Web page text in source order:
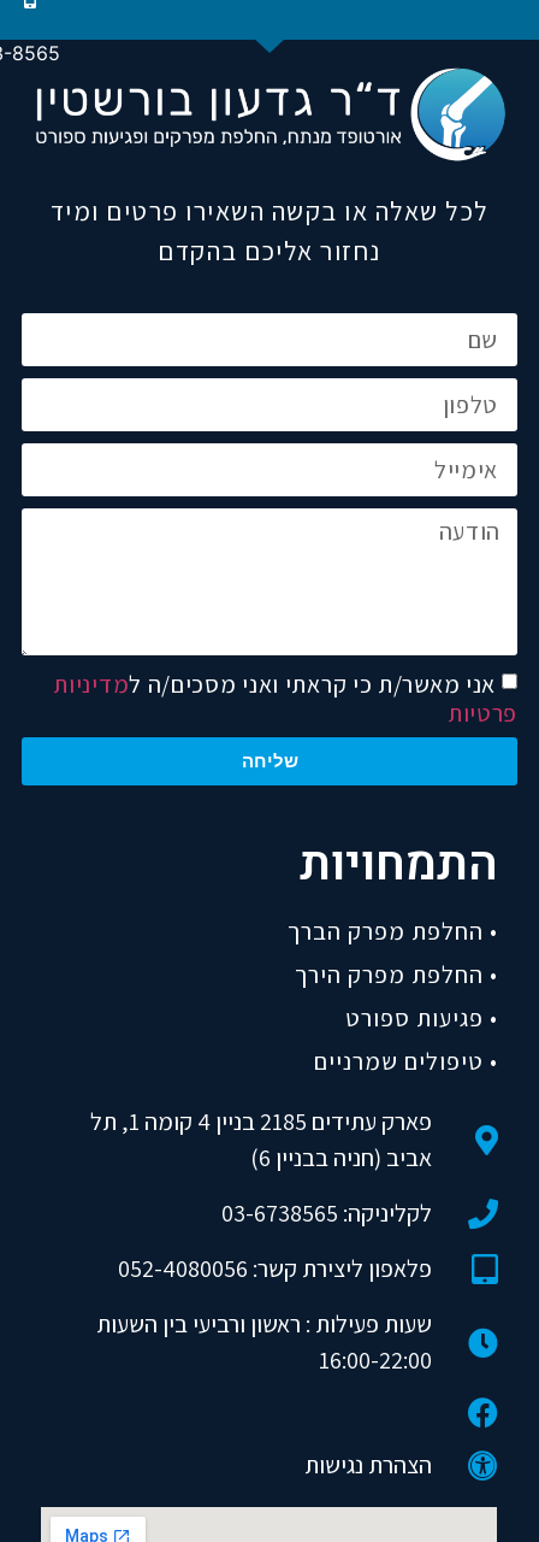
לכל שאלה או בקשה השאירו פרטים ומיד
נחזור אליכם בהקדם
אני מאשר/ת כי קראתי ואני מסכים/ה למדיניות
פרטיות
שליחה
התמחויות
• החלפת מפרק הברך
• החלפת מפרק הירך
• פגיעות ספורט
• טיפולים שמרניים
פארק עתידים 2185 בניין 4 קומה 1, תל
אביב (חניה בבניין 6)
לקליניקה: 03-6738565
פלאפון ליצירת קשר: 052-4080056
שעות פעילות : ראשון ורביעי בין השעות
16:00-22:00
הצהרת נגישות
8565